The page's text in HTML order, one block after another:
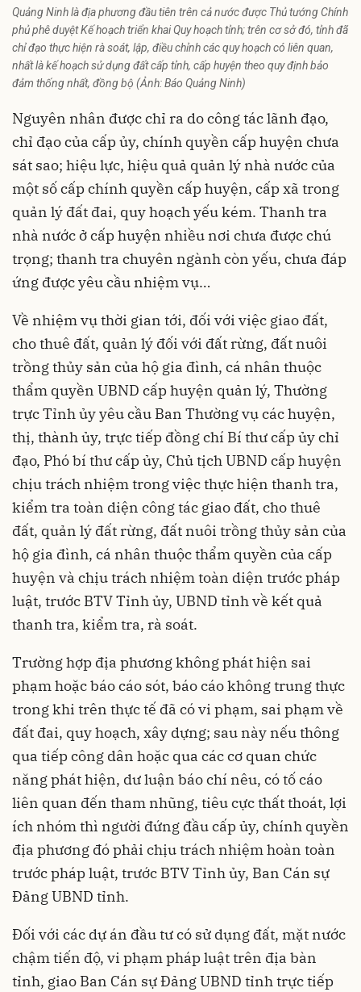
Quảng Ninh là địa phương đầu tiên trên cả nước được Thủ tướng Chính
phủ phê duyệt Kế hoạch triển khai Quy hoạch tỉnh; trên cơ sở đó, tỉnh đã
chỉ đạo thực hiện rà soát, lập, điều chỉnh các quy hoạch có liên quan,
nhất là kế hoạch sử dụng đất cấp tỉnh, cấp huyện theo quy định bảo
đảm thống nhất, đồng bộ (Ảnh: Báo Quảng Ninh)
Nguyên nhân được chỉ ra do công tác lãnh đạo,
chỉ đạo của cấp ủy, chính quyền cấp huyện chưa
sát sao; hiệu lực, hiệu quả quản lý nhà nước của
một số cấp chính quyền cấp huyện, cấp xã trong
quản lý đất đai, quy hoạch yếu kém. Thanh tra
nhà nước ở cấp huyện nhiều nơi chưa được chú
trọng; thanh tra chuyên ngành còn yếu, chưa đáp
ứng được yêu cầu nhiệm vụ…
Về nhiệm vụ thời gian tới, đối với việc giao đất,
cho thuê đất, quản lý đối với đất rừng, đất nuôi
trồng thủy sản của hộ gia đình, cá nhân thuộc
thẩm quyền UBND cấp huyện quản lý, Thường
trực Tỉnh ủy yêu cầu Ban Thường vụ các huyện,
thị, thành ủy, trực tiếp đồng chí Bí thư cấp ủy chỉ
đạo, Phó bí thư cấp ủy, Chủ tịch UBND cấp huyện
chịu trách nhiệm trong việc thực hiện thanh tra,
kiểm tra toàn diện công tác giao đất, cho thuê
đất, quản lý đất rừng, đất nuôi trồng thủy sản của
hộ gia đình, cá nhân thuộc thẩm quyền của cấp
huyện và chịu trách nhiệm toàn diện trước pháp
luật, trước BTV Tỉnh ủy, UBND tỉnh về kết quả
thanh tra, kiểm tra, rà soát.
Trường hợp địa phương không phát hiện sai
phạm hoặc báo cáo sót, báo cáo không trung thực
trong khi trên thực tế đã có vi phạm, sai phạm về
đất đai, quy hoạch, xây dựng; sau này nếu thông
qua tiếp công dân hoặc qua các cơ quan chức
năng phát hiện, dư luận báo chí nêu, có tố cáo
liên quan đến tham nhũng, tiêu cực thất thoát, lợi
ích nhóm thì người đứng đầu cấp ủy, chính quyền
địa phương đó phải chịu trách nhiệm hoàn toàn
trước pháp luật, trước BTV Tỉnh ủy, Ban Cán sự
Đảng UBND tỉnh.
Đối với các dự án đầu tư có sử dụng đất, mặt nước
chậm tiến độ, vi phạm pháp luật trên địa bàn
tỉnh, giao Ban Cán sự Đảng UBND tỉnh trực tiếp